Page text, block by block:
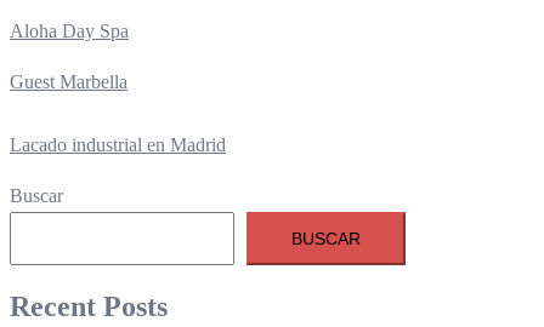
Aloha Day Spa
Guest Marbella
Lacado industrial en Madrid
Buscar
BUSCAR
Recent Posts